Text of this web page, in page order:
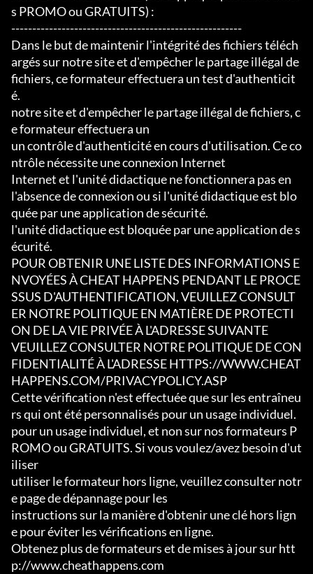
s PROMO ou GRATUITS) :
-------------------------------------------------------
Dans le but de maintenir l'intégrité des fichiers téléch
argés sur notre site et d'empêcher le partage illégal de
fichiers, ce formateur effectuera un test d'authenticit
é.
notre site et d'empêcher le partage illégal de fichiers, c
e formateur effectuera un
un contrôle d'authenticité en cours d'utilisation. Ce co
ntrôle nécessite une connexion Internet
Internet et l'unité didactique ne fonctionnera pas en
l'absence de connexion ou si l'unité didactique est blo
quée par une application de sécurité.
l'unité didactique est bloquée par une application de s
écurité.
POUR OBTENIR UNE LISTE DES INFORMATIONS E
NVOYÉES À CHEAT HAPPENS PENDANT LE PROCE
SSUS D'AUTHENTIFICATION, VEUILLEZ CONSULT
ER NOTRE POLITIQUE EN MATIÈRE DE PROTECTI
ON DE LA VIE PRIVÉE À L'ADRESSE SUIVANTE
VEUILLEZ CONSULTER NOTRE POLITIQUE DE CON
FIDENTIALITÉ À L'ADRESSE HTTPS://WWW.CHEAT
HAPPENS.COM/PRIVACYPOLICY.ASP
Cette vérification n'est effectuée que sur les entraîneu
rs qui ont été personnalisés pour un usage individuel.
pour un usage individuel, et non sur nos formateurs P
ROMO ou GRATUITS. Si vous voulez/avez besoin d'ut
iliser
utiliser le formateur hors ligne, veuillez consulter notr
e page de dépannage pour les
instructions sur la manière d'obtenir une clé hors lign
e pour éviter les vérifications en ligne.
Obtenez plus de formateurs et de mises à jour sur htt
p://www.cheathappens.com